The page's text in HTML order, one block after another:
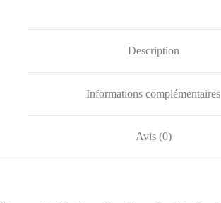
Description
Informations complémentaires
Avis (0)